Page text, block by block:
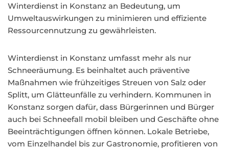
Winterdienst in Konstanz an Bedeutung, um
Umweltauswirkungen zu minimieren und effiziente
Ressourcennutzung zu gewährleisten.
Winterdienst in Konstanz umfasst mehr als nur
Schneeräumung. Es beinhaltet auch präventive
Maßnahmen wie frühzeitiges Streuen von Salz oder
Splitt, um Glätteunfälle zu verhindern. Kommunen in
Konstanz sorgen dafür, dass Bürgerinnen und Bürger
auch bei Schneefall mobil bleiben und Geschäfte ohne
Beeinträchtigungen öffnen können. Lokale Betriebe,
vom Einzelhandel bis zur Gastronomie, profitieren von